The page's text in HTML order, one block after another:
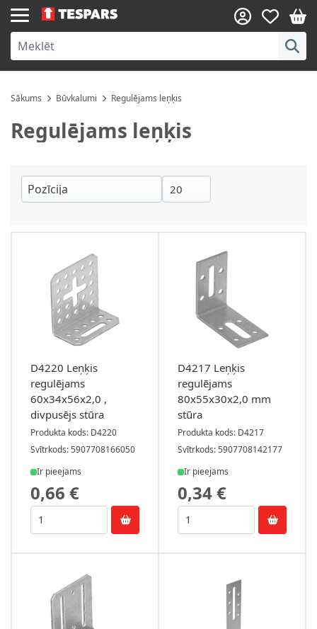
Skip to Content
Sākums Būvkalumi Regulējams leņķis
Regulējams leņķis
D4220 Leņķis
regulējams
60x34x56x2,0 ,
divpusējs stūra
Produkta kods: D4220
Svītrkods: 5907708166050
Ir pieejams
0,66 €
D4217 Leņķis
regulējams
80x55x30x2,0 mm
stūra
Produkta kods: D4217
Svītrkods: 5907708142177
Ir pieejams
0,34 €